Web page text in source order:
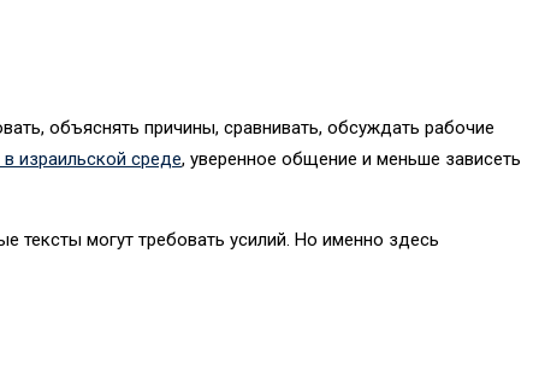
объяснять причины, сравнивать, обсуждать рабочие
израильской среде, уверенное общение и меньше зависеть
тексты могут требовать усилий. Но именно здесь